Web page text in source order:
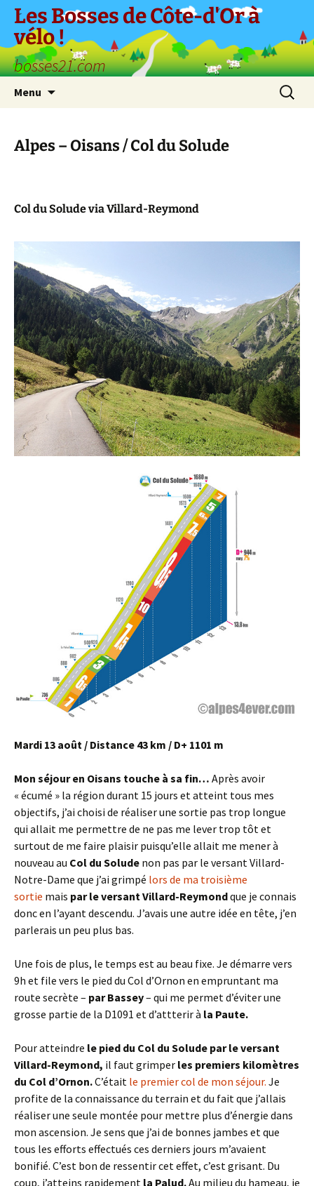
Aller
contenu
Les Bosses de Côte-d'Or à
vélo !
bosses21.com
Menu
Alpes – Oisans / Col du Solude
Col du Solude via Villard-Reymond
Mardi 13 août / Distance 43 km / D+ 1101 m
Mon séjour en Oisans touche à sa fin… Après avoir
« écumé » la région durant 15 jours et atteint tous mes
objectifs, j’ai choisi de réaliser une sortie pas trop longue
qui allait me permettre de ne pas me lever trop tôt et
surtout de me faire plaisir puisqu’elle allait me mener à
nouveau au Col du Solude non pas par le versant Villard-
Notre-Dame que j’ai grimpé lors de ma troisième
sortie mais par le versant Villard-Reymondque je connais
donc en l’ayant descendu. J’avais une autre idée en tête, j’en
parlerais un peu plus bas.
Une fois de plus, le temps est au beau fixe. Je démarre vers
9h et file vers le pied du Col d’Ornon en empruntant ma
route secrète – par Bassey– qui me permet d’éviter une
grosse partie de la D1091 et d’attterir à la Paute.
Pour atteindre le pied du Col du Solude par le versant
Villard-Reymond, il faut grimper les premiers kilomètres
du Col d’Ornon.C’était le premier col de mon séjour. Je
profite de la connaissance du terrain et du fait que j’allais
réaliser une seule montée pour mettre plus d’énergie dans
mon ascension. Je sens que j’ai de bonnes jambes et que
tous les efforts effectués ces derniers jours m’avaient
bonifié. C’est bon de ressentir cet effet, c’est grisant. Du
coup, j’atteins rapidement la Palud.Au milieu du hameau, je